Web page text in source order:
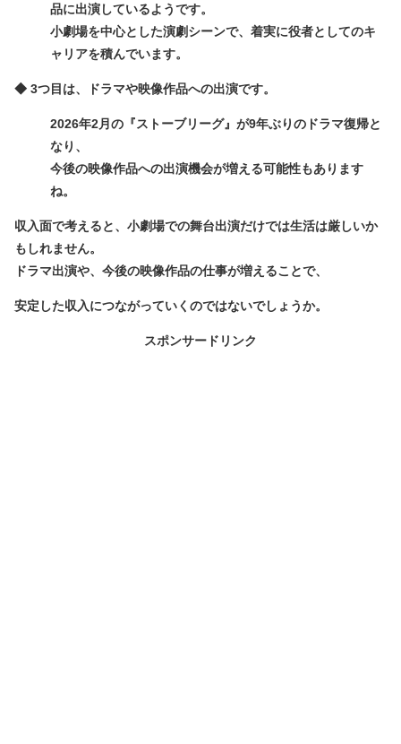
品に出演しているようです。
小劇場を中心とした演劇シーンで、着実に役者としてのキ
ャリアを積んでいます。
◆ 3つ目は、ドラマや映像作品への出演です。
2026年2月の『ストーブリーグ』が9年ぶりのドラマ復帰と
なり、
今後の映像作品への出演機会が増える可能性もあります
ね。
収入面で考えると、小劇場での舞台出演だけでは生活は厳しいか
もしれません。
ドラマ出演や、今後の映像作品の仕事が増えることで、
安定した収入につながっていくのではないでしょうか。
スポンサードリンク